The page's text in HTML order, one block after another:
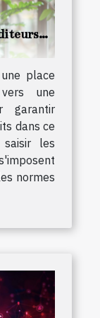
place
une
garantir
dans ce
les
normes